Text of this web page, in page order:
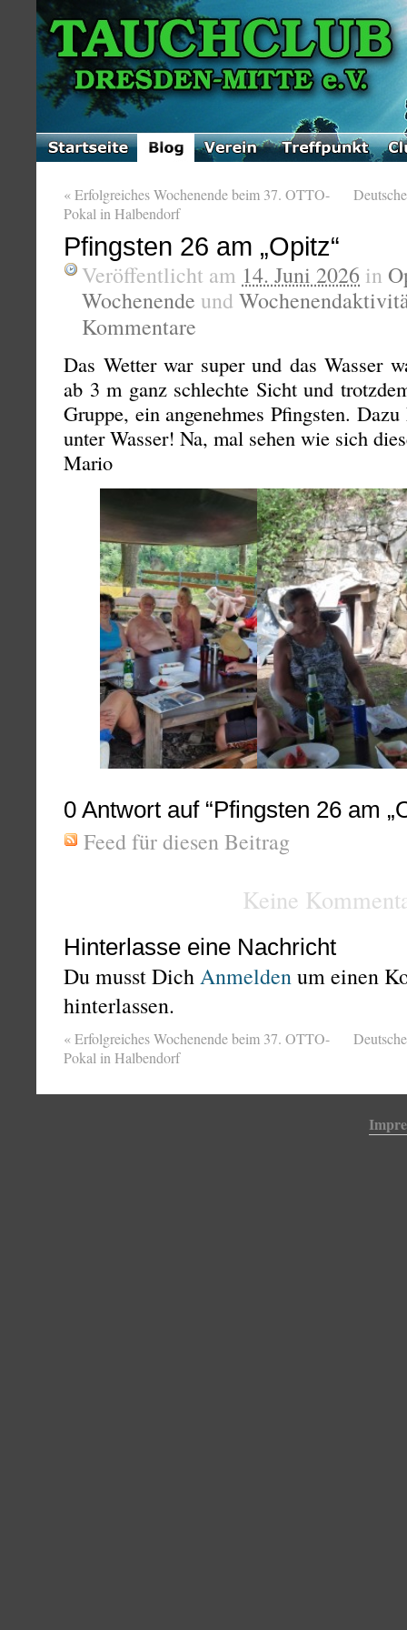
«Erfolgreiches Wochenende beim 37. OTTO-
Pokal in Halbendorf
Pfingsten 26 am „Opitz“
Veröffentlicht am 14. Juni 2026 in
Wochenende und
Kommentare
Das Wetter war super und das Wasser
ab 3 m ganz schlechte Sicht und
Gruppe, ein angenehmes Pfingsten.
unter Wasser! Na, mal sehen wie sich
Mario
0 Antwort auf “Pfingsten 26 am
Feed für diesen Beitrag
Keine
Hinterlasse eine Nachricht
Du musst DichAnmeldenum einen
hinterlassen.
«Erfolgreiches Wochenende beim 37. OTTO-
Pokal in Halbendorf